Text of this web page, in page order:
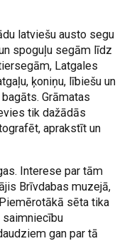
latviešu austo segu
spoguļu segām līdz
Latgales
ķoniņu, lībiešu un
Grāmatas
tik dažādās
aprakstīt un
Interese par tām
Brīvdabas muzejā,
sēta tika
gan par tā